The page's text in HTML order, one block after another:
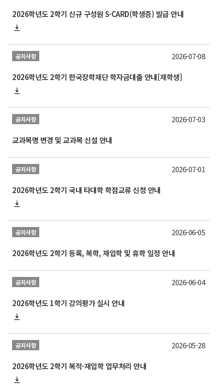
2026학년도 2학기 신규 구성원 S-CARD(학생증) 발급 안내
공지사항
2026학년도 2학기 한국장학재단 학자금대출 안내[재학생]
2026-07-08
공지사항
교과목명 변경 및 교과목 신설 안내
2026-07-03
공지사항
2026학년도 2학기 국내 타대학 학점교류 신청 안내
2026-07-01
공지사항
2026학년도 2학기 등록, 복학, 재입학 및 휴학 일정 안내
2026-06-05
공지사항
2026학년도 1학기 강의평가 실시 안내
2026-06-04
공지사항
2026학년도 2학기 복적·재입학 업무처리 안내
2026-05-28